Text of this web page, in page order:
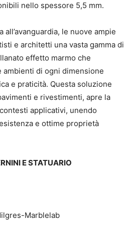
nello spessore 5,5 mm.
le nuove ampie
e architetti una vasta gamma di
effetto marmo che
di ogni dimensione
e praticità. Questa soluzione
e rivestimenti, apre la
applicativi, unendo
e ottime proprietà
E STATUARIO